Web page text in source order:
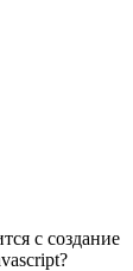
с создание